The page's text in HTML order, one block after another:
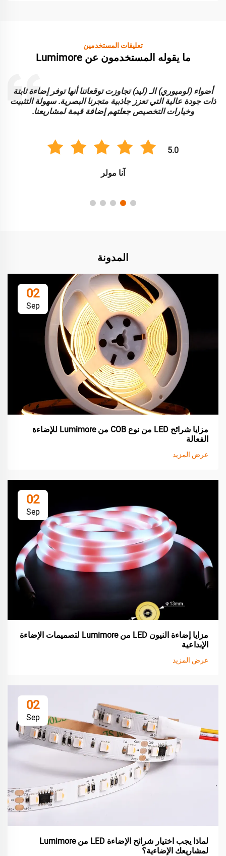
تعليقات المستخدمين
ما يقوله المستخدمون عن Lumimore
أضواء (لوميوري) الـ (ليد) تجاوزت توقعاتنا أنها توفر إضاءة ثابتة
ذات جودة عالية التي تعزز جاذبية متجرنا البصرية. سهولة التثبيت
وخيارات التخصيص جعلتهم إضافة قيمة لمشاريعنا.
5.0
آنا مولر
المدونة
02
Sep
مزايا شرائح LED من نوع COB من Lumimore للإضاءة
الفعالة
عرض المزيد
02
Sep
مزايا إضاءة النيون LED من Lumimore لتصميمات الإضاءة
الإبداعية
عرض المزيد
02
Sep
لماذا يجب اختيار شرائح الإضاءة LED من Lumimore
لمشاريعك الإضاءية؟